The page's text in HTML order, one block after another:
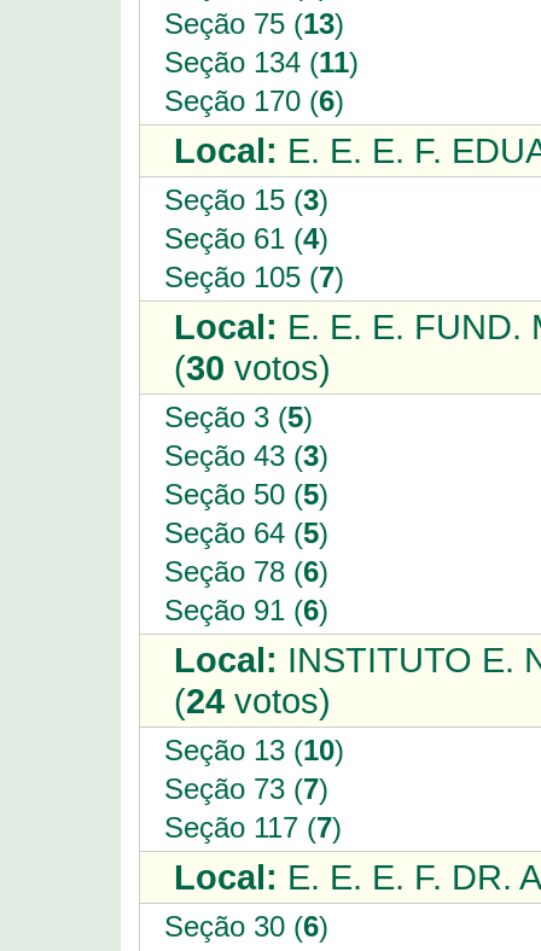
Seção 75 (13)
Seção 134 (11)
Seção 170 (6)
Local: E. E. E. F.
Seção 15 (3)
Seção 61 (4)
Seção 105 (7)
Local: E. E. E. FUND.
(30 votos)
Seção 3 (5)
Seção 43 (3)
Seção 50 (5)
Seção 64 (5)
Seção 78 (6)
Seção 91 (6)
Local: INSTITUTO E.
(24 votos)
Seção 13 (10)
Seção 73 (7)
Seção 117 (7)
Local: E. E. E. F. DR.
Seção 30 (6)